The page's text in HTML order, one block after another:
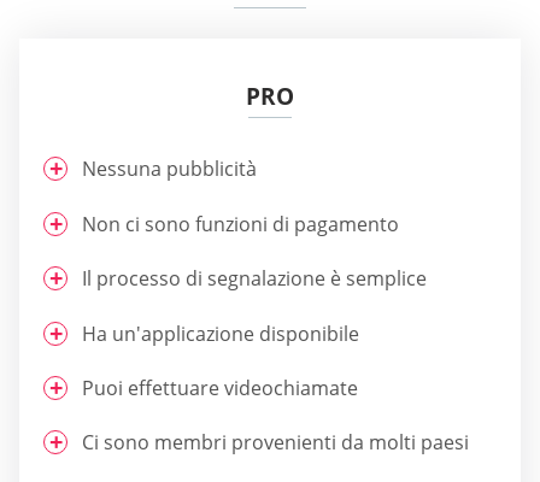
PRO
Nessuna pubblicità
Non ci sono funzioni di pagamento
Il processo di segnalazione è semplice
Ha un'applicazione disponibile
Puoi effettuare videochiamate
Ci sono membri provenienti da molti paesi